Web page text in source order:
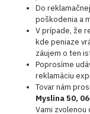
Do
poškodenia a
V prípade, že
kde peniaze
záujem o ten
Poprosíme
reklamáciu
Tovar nám
Myslina 50,
Vami zvolenou